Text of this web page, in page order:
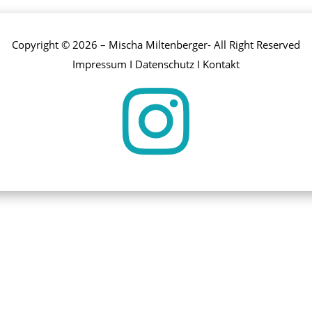
Copyright © 2026 – Mischa Miltenberger- All Right Reserved
Impressum I DatenschutzI Kontakt
